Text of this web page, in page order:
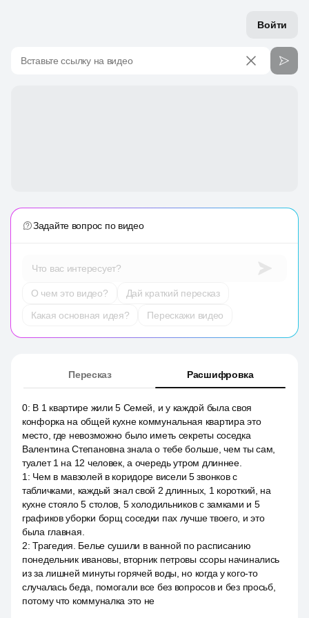
Войти
Вставьте ссылку на видео
Задайте вопрос по видео
Что вас интересует?
О чем это видео?
Дай краткий пересказ
Какая основная идея?
Перескажи видео
Пересказ Расшифровка
0: В 1 квартире жили 5 Семей, и у каждой была своя
конфорка на общей кухне коммунальная квартира это
место, где невозможно было иметь секреты соседка
Валентина Степановна знала о тебе больше, чем ты сам,
туалет 1 на 12 человек, а очередь утром длиннее.
1 : Чем в мавзолей в коридоре висели 5 звонков с
табличками, каждый знал свой 2 длинных, 1 короткий, на
кухне стояло 5 столов, 5 холодильников с замками и 5
графиков уборки борщ соседки пах лучше твоего, и это
была главная.
2:Трагедия. Белье сушили в ванной по расписанию
понедельник ивановы, вторник петровы ссоры начинались
из за лишней минуты горячей воды, но когда у кого-то
случалась беда, помогали все без вопросов и без просьб,
потому что коммуналка это не